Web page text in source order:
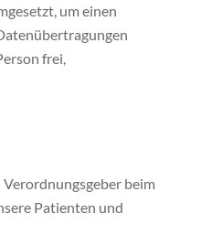
um einen
frei,
beim
Patienten und